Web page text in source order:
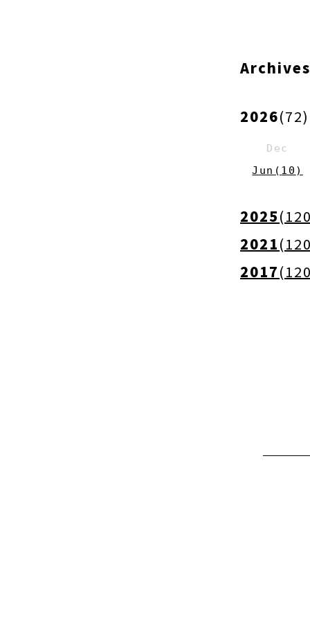
Archives
2026(72)
Dec
Jun ( 10 )
2025(120
2021(120
2017(120